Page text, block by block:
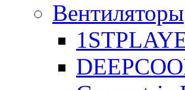
Вентиляторы